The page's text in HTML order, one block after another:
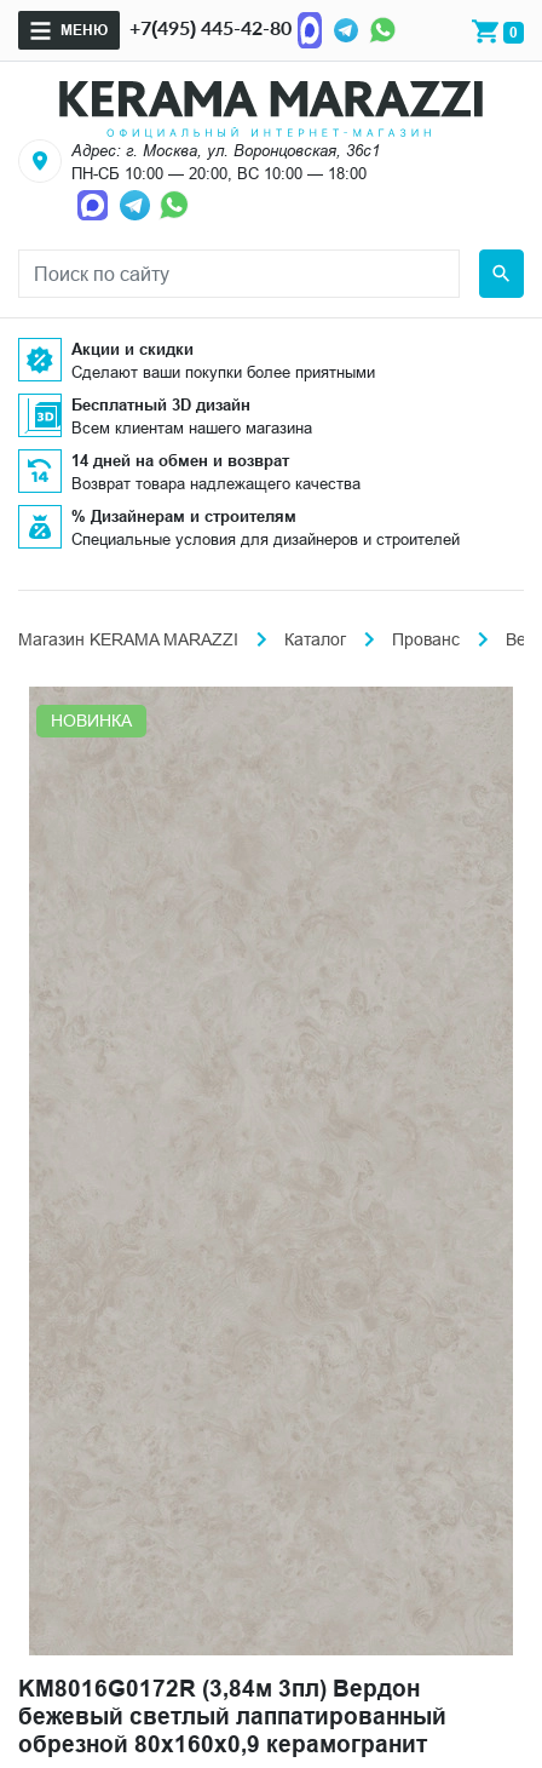
МЕНЮ +7(495) 445-42-80 0
Адрес: г. Москва, ул. Воронцовская, 36с1
ПН-СБ 10:00 — 20:00, ВС 10:00 — 18:00
Акции и скидки
Сделают ваши покупки более приятными
Бесплатный 3D дизайн
Всем клиентам нашего магазина
14 дней на обмен и возврат
Возврат товара надлежащего качества
% Дизайнерам и строителям
Специальные условия для дизайнеров и строителей
Магазин KERAMA MARAZZI Каталог Прованс
НОВИНКА
KM8016G0172R (3,84м 3пл) Вердон
бежевый светлый лаппатированный
обрезной 80x160x0,9 керамогранит